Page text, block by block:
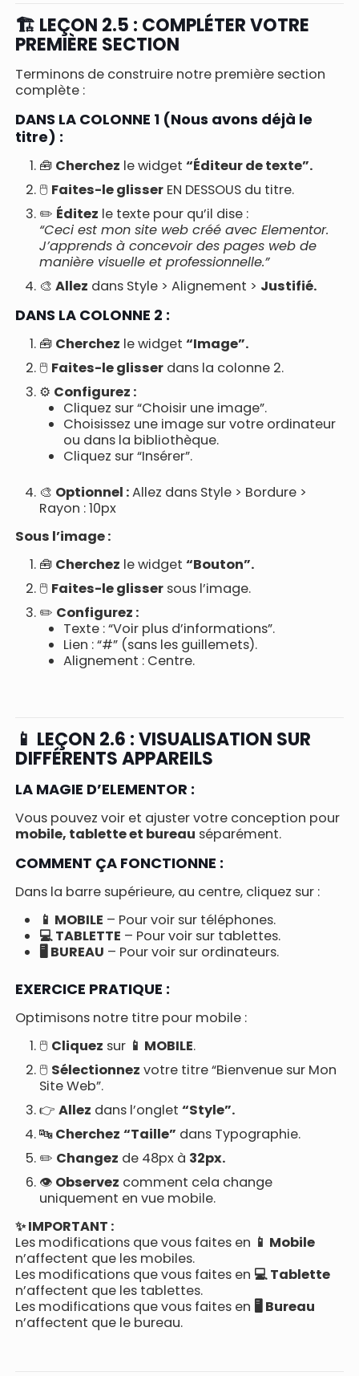
🏗️ LEÇON 2.5 : COMPLÉTER VOTRE
PREMIÈRE SECTION
Terminons de construire notre première section
complète :
DANS LA COLONNE 1 (Nous avons déjà le
titre) :
🧰 Cherchez le widget“Éditeur de texte”.
🖱️ Faites-le glisser EN DESSOUS du titre.
✏️ Éditez le texte pour qu’il dise :
“Ceci est mon site web créé avec Elementor.
J’apprends à concevoir des pages web de
manière visuelle et professionnelle.”
🎨Allez dans Style > Alignement > Justifié.
DANS LA COLONNE 2 :
🧰 Cherchez le widget“Image”.
🖱️ Faites-le glisser dans la colonne 2.
⚙️ Configurez :
Cliquez sur “Choisir une image”.
Choisissez une image sur votre ordinateur
ou dans la bibliothèque.
Cliquez sur “Insérer”.
🎨 Optionnel :Allez dans Style > Bordure >
Rayon : 10px
Sous l’image :
🧰 Cherchez le widget“Bouton”.
🖱️ Faites-le glisser sous l’image.
✏️ Configurez :
Texte : “Voir plus d’informations”.
Lien : “#” (sans les guillemets).
Alignement : Centre.
📱 LEÇON 2.6 : VISUALISATION SUR
DIFFÉRENTS APPAREILS
LA MAGIE D’ELEMENTOR :
Vous pouvez voir et ajuster votre conception pour
mobile, tablette et bureau séparément.
COMMENT ÇA FONCTIONNE :
Dans la barre supérieure, au centre, cliquez sur :
📱 MOBILE – Pour voir sur téléphones.
💻 TABLETTE – Pour voir sur tablettes.
🖥️ BUREAU – Pour voir sur ordinateurs.
EXERCICE PRATIQUE :
Optimisons notre titre pour mobile :
🖱️ Cliquez sur 📱 MOBILE.
🖱️ Sélectionnez votre titre “Bienvenue sur Mon
Site Web”.
👉Allez dans l’onglet“Style”.
🔤Cherchez “Taille” dans Typographie.
✏️ Changez de 48px à 32px.
👁️ Observez comment cela change
uniquement en vue mobile.
✨ IMPORTANT :
Les modifications que vous faites en 📱 Mobile
n’affectent que les mobiles.
Les modifications que vous faites en 💻 Tablette
n’affectent que les tablettes.
Les modifications que vous faites en 🖥️ Bureau
n’affectent que le bureau.